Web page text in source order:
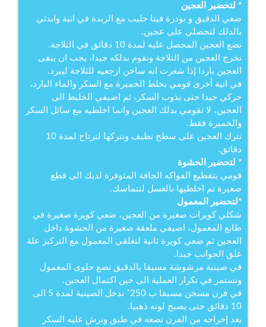
* لتحضير العجين
ضعي الدقيق و بودرة فيتا حليب مع الزبدة في انية وابدئي
بالدلك لتحصلي على عجين.
نضع العجين المحصل عليه لمدة 10 دقائق في الثلاجة.
نخرج العجين من الثلاجة ونقوم بدلكه جيدا، يجب ان يبقى
العجين باردا إذا شعرت انه ساخن ارجعيه للثلاجة ليبرد.
في انية أخرى قومي بخلط الخميرة مع السكر والماء البارد،
حركي جيدا حتى يذوب السكر، ثم اضيفي الخليط الى
العجين، لا تقومي بدلك العجين وانما اخلطيه مع سائل السكر
والخميرة فقط.
نترك العجين على سطح نظيف ونتركها لترتاح لمدة 10
دقائق.
* لتحضير الحشوة
قومي بتقطيع الفواكه الجافة المتوفرة لديك الى قطع
صغيرة تم اخلطيها بالعسل لتتماسك.
*لتحضير المعمول
شكلي كويرات صغيرة من العجين، ضعي كويرة صغيرة في
طابع المعمول، اضيفي ملعقة صغيرة من الحشوة داخل
العجين ثم ضعي كويرة ثانية لتغلقي المعمول مع التركيز علة
غلق الجوانب جيدا.
في صينية مرشوشة مسبقا بالدقيق نضع حلوى المعمول
ونستمر في تكرار العملية الى حين اكتمال العجين.
في فرن مسخن مسبقا ب 250˚ ندخل الصينية لمدة 5 الى
10 دقائق حتى يصبح لونه ذهبيا.
بعد إخراجه من الفرن نضعه في طبق ونرش عليه السكر